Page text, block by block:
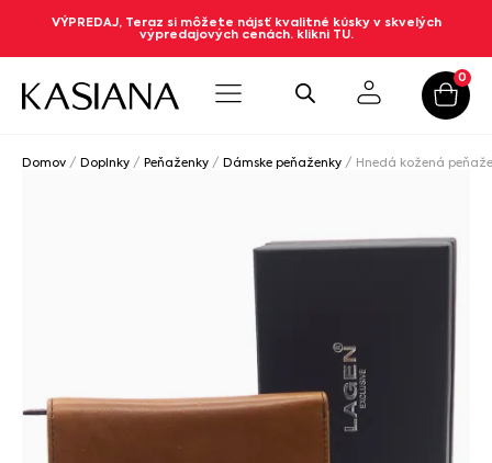
VÝPREDAJ, Teraz si môžete nájsť kvalitné kúsky v skvelých
výpredajových cenách. klikni TU.
0
Domov / Doplnky / Peňaženky / Dámske peňaženky / Hnedá kožená